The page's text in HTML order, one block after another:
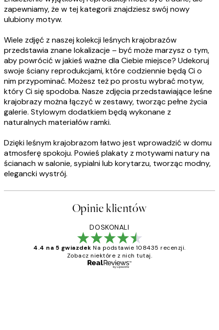
zapewniamy, że w tej kategorii znajdziesz swój nowy
ulubiony motyw.
Wiele zdjęć z naszej kolekcji leśnych krajobrazów
przedstawia znane lokalizacje – być może marzysz o tym,
aby powrócić w jakieś ważne dla Ciebie miejsce? Udekoruj
swoje ściany reprodukcjami, które codziennie będą Ci o
nim przypominać. Możesz też po prostu wybrać motyw,
który Ci się spodoba. Nasze zdjęcia przedstawiające leśne
krajobrazy można łączyć w zestawy, tworząc pełne życia
galerie. Stylowym dodatkiem będą wykonane z
naturalnych materiałów ramki.
Dzięki leśnym krajobrazom łatwo jest wprowadzić w domu
atmosferę spokoju. Powieś plakaty z motywami natury na
ścianach w salonie, sypialni lub korytarzu, tworząc modny,
elegancki wystrój.
Opinie klientów
DOSKONALI
4.4 na 5 gwiazdek Na podstawie 108435 recenzji.
Zobacz niektóre z nich tutaj.